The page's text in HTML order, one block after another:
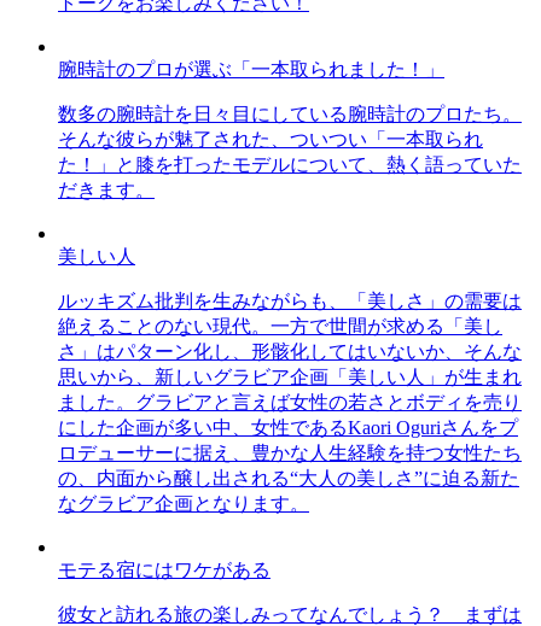
腕時計のプロが選ぶ「一本取られました！」
数多の腕時計を日々目にしている腕時計のプロたち。
そんな彼らが魅了された、ついつい「一本取られ
た！」と膝を打ったモデルについて、熱く語っていた
だきます。
美しい人
ルッキズム批判を生みながらも、「美しさ」の需要は
絶えることのない現代。一方で世間が求める「美し
さ」はパターン化し、形骸化してはいないか、そんな
思いから、新しいグラビア企画「美しい人」が生まれ
ました。グラビアと言えば女性の若さとボディを売り
にした企画が多い中、女性であるKaori Oguriさんをプ
ロデューサーに据え、豊かな人生経験を持つ女性たち
の、内面から醸し出される“大人の美しさ”に迫る新た
なグラビア企画となります。
モテる宿にはワケがある
彼女と訪れる旅の楽しみってなんでしょう？ まずは